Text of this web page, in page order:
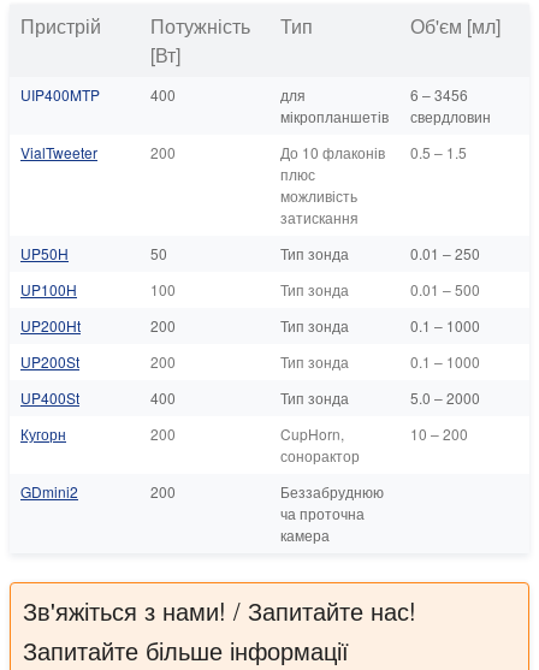
Пристрій
Потужність
[Вт]
Тип Об'єм [мл]
UIP400MTP 400
для
мікропланшетів
6 – 3456
свердловин
VialTweeter
200
До 10 флаконів
плюс
можливість
затискання
0.5 – 1.5
UP50H 50 Тип зонда
0.01 – 250
UP100H
100 Тип зонда
0.01 – 500
UP200Ht
200 Тип зонда
0.1 – 1000
UP200St
200 Тип зонда
0.1 – 1000
UP400St
400 Тип зонда
5.0 – 2000
Кугорн
200
CupHorn,
сонорактор
10 – 200
GDmini2 200
Беззабруднюю
ча проточна
камера
Зв'яжіться з нами! / Запитайте нас!
Запитайте більше інформації